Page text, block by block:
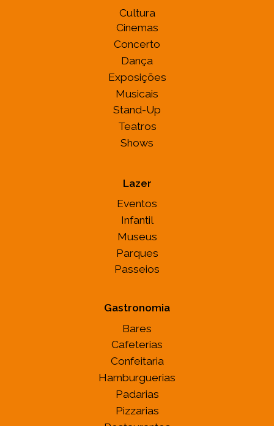
Cultura
Cinemas
Concerto
Dança
Exposições
Musicais
Stand-Up
Teatros
Shows
Lazer
Eventos
Infantil
Museus
Parques
Passeios
Gastronomia
Bares
Cafeterias
Confeitaria
Hamburguerias
Padarias
Pizzarias